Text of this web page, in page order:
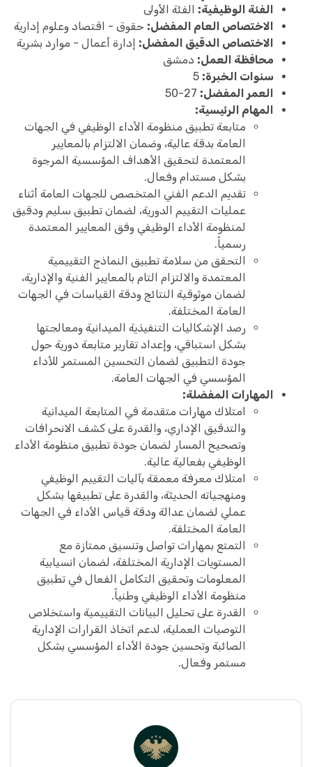
الفئة الوظيفية: الفئة الأولى
الاختصاص العام المفضل: حقوق - اقتصاد وعلوم إدارية
الاختصاص الدقيق المفضل: إدارة أعمال - موارد بشرية
محافظة العمل: دمشق
سنوات الخبرة:
العمر المفضل:
المهام الرئيسية:
متابعة تطبيق منظومة الأداء الوظيفي في الجهات
العامة بدقة عالية، وضمان الالتزام بالمعايير
المعتمدة لتحقيق الأهداف المؤسسية المرجوة
بشكل مستدام وفعال.
تقديم الدعم الفني المتخصص للجهات العامة أثناء
عمليات التقييم الدورية، لضمان تطبيق سليم ودقيق
لمنظومة الأداء الوظيفي وفق المعايير المعتمدة
رسمياً.
التحقق من سلامة تطبيق النماذج التقييمية
المعتمدة والالتزام التام بالمعايير الفنية والإدارية،
لضمان موثوقية النتائج ودقة القياسات في الجهات
العامة المختلفة.
رصد الإشكاليات التنفيذية الميدانية ومعالجتها
بشكل استباقي، وإعداد تقارير متابعة دورية حول
جودة التطبيق لضمان التحسين المستمر للأداء
المؤسسي في الجهات العامة.
المهارات المفضلة:
امتلاك مهارات متقدمة في المتابعة الميدانية
والتدقيق الإداري، والقدرة على كشف الانحرافات
وتصحيح المسار لضمان جودة تطبيق منظومة الأداء
الوظيفي بفعالية عالية.
امتلاك معرفة معمقة بآليات التقييم الوظيفي
ومنهجياته الحديثة، والقدرة على تطبيقها بشكل
عملي لضمان عدالة ودقة قياس الأداء في الجهات
العامة المختلفة.
التمتع بمهارات تواصل وتنسيق ممتازة مع
المستويات الإدارية المختلفة، لضمان انسيابية
المعلومات وتحقيق التكامل الفعال في تطبيق
منظومة الأداء الوظيفي وطنياً.
القدرة على تحليل البيانات التقييمية واستخلاص
التوصيات العملية، لدعم اتخاذ القرارات الإدارية
الصائبة وتحسين جودة الأداء المؤسسي بشكل
مستمر وفعال.